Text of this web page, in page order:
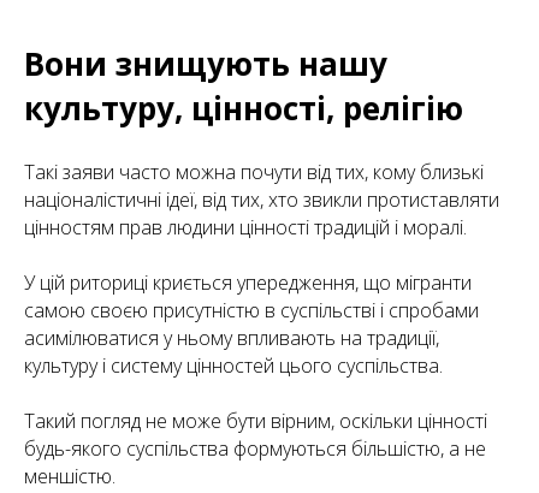
Вони знищують нашу
культуру, цінності, релігію
Такі заяви часто можна почути від тих, кому близькі
націоналістичні ідеї, від тих, хто звикли протиставляти
цінностям прав людини цінності традицій і моралі.
У цій риториці криється упередження, що мігранти
самою своєю присутністю в суспільстві і спробами
асимілюватися у ньому впливають на традиції,
культуру і систему цінностей цього суспільства.
Такий погляд не може бути вірним, оскільки цінності
будь-якого суспільства формуються більшістю, а не
меншістю.